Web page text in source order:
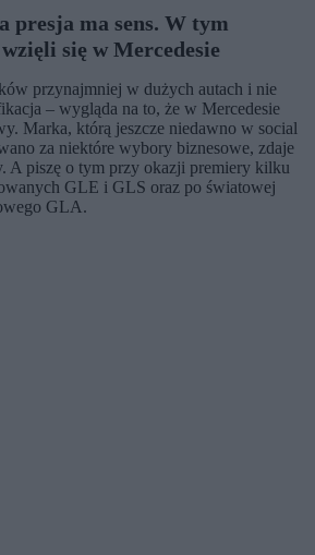
presja ma sens. W tym
się w Mercedesie
przynajmniej w dużych autach i nie
– wygląda na to, że w Mercedesie
Marka, którą jeszcze niedawno w social
za niektóre wybory biznesowe, zdaje
A piszę o tym przy okazji premiery kilku
GLE i GLS oraz po światowej
GLA.